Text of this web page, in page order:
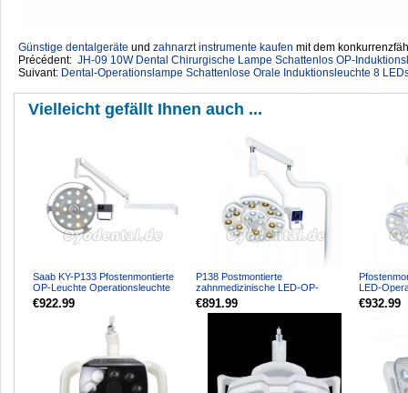
Günstige dentalgeräte ‎ und zahnarzt instrumente kaufen mit dem
Précédent: JH-09 10W Dental Chirurgische Lampe Schattenlos OP-
Suivant: Dental-Operationslampe Schattenlose Orale Induktionsleuchte 8
Vielleicht gefällt Ihnen auch ...
Saab KY-P133 Pfostenmontierte
OP-Leuchte Operationsleuchte
LED-Licht für Zahnarz...
€922.99
P138 Postmontierte
zahnmedizinische LED-OP-
Leuchte für die
Behandlungsstuhleinhe...
€891.99
LED-
€932.99